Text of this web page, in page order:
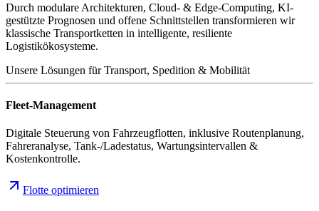
Durch modulare Architekturen, Cloud- & Edge-Computing, KI-
gestützte Prognosen und offene Schnittstellen transformieren wir
klassische Transportketten in intelligente, resiliente
Logistikökosysteme.
Unsere Lösungen für Transport, Spedition & Mobilität
Fleet-Management
Digitale Steuerung von Fahrzeugflotten, inklusive Routenplanung,
Fahreranalyse, Tank-/Ladestatus, Wartungsintervallen &
Kostenkontrolle.
Flotte optimieren